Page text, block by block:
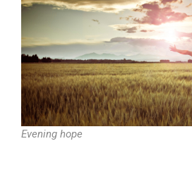
Evening hope